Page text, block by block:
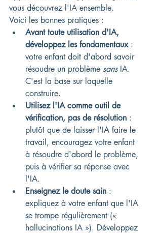
vous découvrez l'IA ensemble.
Voici les bonnes pratiques :
Avant toute utilisation d'IA,
développez les fondamentaux :
votre enfant doit d'abord savoir
résoudre un problème sans IA.
C'est la base sur laquelle
construire.
Utilisez l'IA comme outil de
vérification, pas de résolution :
plutôt que de laisser l'IA faire le
travail, encouragez votre enfant
à résoudre d'abord le problème,
puis à vérifier sa réponse avec
l'IA.
Enseignez le doute sain :
expliquez à votre enfant que l'IA
se trompe régulièrement («
hallucinations IA »). Développez